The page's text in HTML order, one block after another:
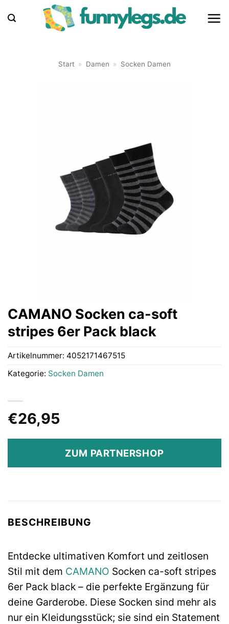
Inhalt
Start » Damen » Socken Damen
CAMANO Socken ca-soft
stripes 6er Pack black
€26,95
ZUM PARTNERSHOP
Artikelnummer: 4052171467515
Kategorie: Socken Damen
BESCHREIBUNG
Entdecke ultimativen Komfort und zeitlosen
Stil mit dem CAMANO Socken ca-soft stripes
6er Pack black – die perfekte Ergänzung für
deine Garderobe. Diese Socken sind mehr als
nur ein Kleidungsstück; sie sind ein Statement